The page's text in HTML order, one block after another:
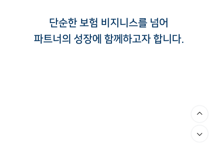
단순한 보험 비지니스를 넘어
파트너의 성장에 함께하고자 합니다.